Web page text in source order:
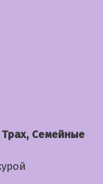
Семейные